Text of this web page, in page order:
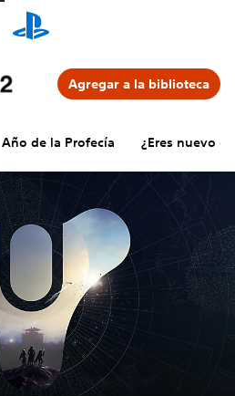
Año de la Profecía ¿Eres nuevo
Agregar a la biblioteca